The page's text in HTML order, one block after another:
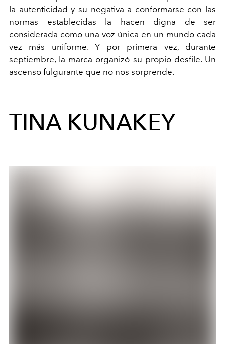
la autenticidad y su negativa a conformarse con las
normas establecidas la hacen digna de ser
considerada como una voz única en un mundo cada
vez más uniforme. Y por primera vez, durante
septiembre, la marca organizó su propio desfile. Un
ascenso fulgurante que no nos sorprende.
TINA KUNAKEY